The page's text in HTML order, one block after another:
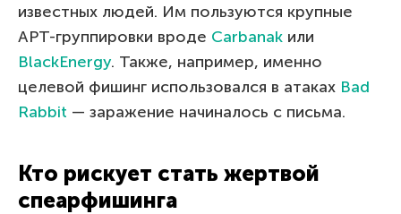
известных людей. Им пользуются крупные
APT-группировки вроде Carbanak или
BlackEnergy. Также, например, именно
целевой фишинг использовался в атаках Bad
Rabbit — заражение начиналось с письма.
Кто рискует стать жертвой
спеарфишинга